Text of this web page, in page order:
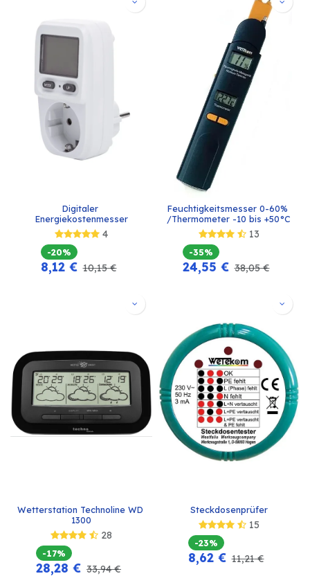
Digitaler
Energiekostenmesser
4
-20%
8,12€ 10,15€
Feuchtigkeitsmesser 0-60%
/Thermometer -10 bis +50°C
13
-35%
24,55 € 38,05€
Wetterstation Technoline WD
1300
28
-17%
28,28 € 33,94€
Steckdosenprüfer
15
-23%
8,62€ 11,21€